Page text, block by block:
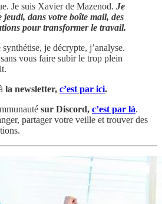
Je suis Xavier de Mazenod. Je
jeudi, dans votre boîte mail, des
pour transformer le travail.
je décrypte, j’analyse.
vous faire subir le trop plein
la newsletter, c’est par ici.
sur Discord, c’est par là.
partager votre veille et trouver des